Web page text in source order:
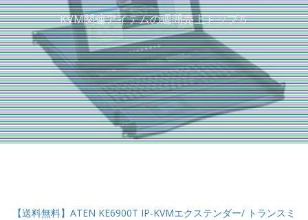
KVM関連アイテムの週間売上トップ５
【送料無料】ATEN KE6900T IP-KVMエクステンダー/ トランスミ